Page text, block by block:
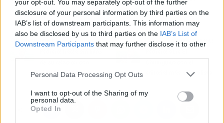
your opt-out. You may separately opt-out of the further
disclosure of your personal information by third parties on the
IAB’s list of downstream participants. This information may
also be disclosed by us to third parties on the IAB’s List of
Downstream Participants that may further disclose it to other
Personal Data Processing Opt Outs
I want to opt-out of the Sharing of my
personal data.
Opted In
Sevilla FC.
Artículo anterior
Florentino Pérez
Artículo siguiente
editorial más surrealista